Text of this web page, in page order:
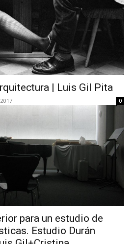
| Luis Gil Pita
0
para un estudio de
Estudio Durán